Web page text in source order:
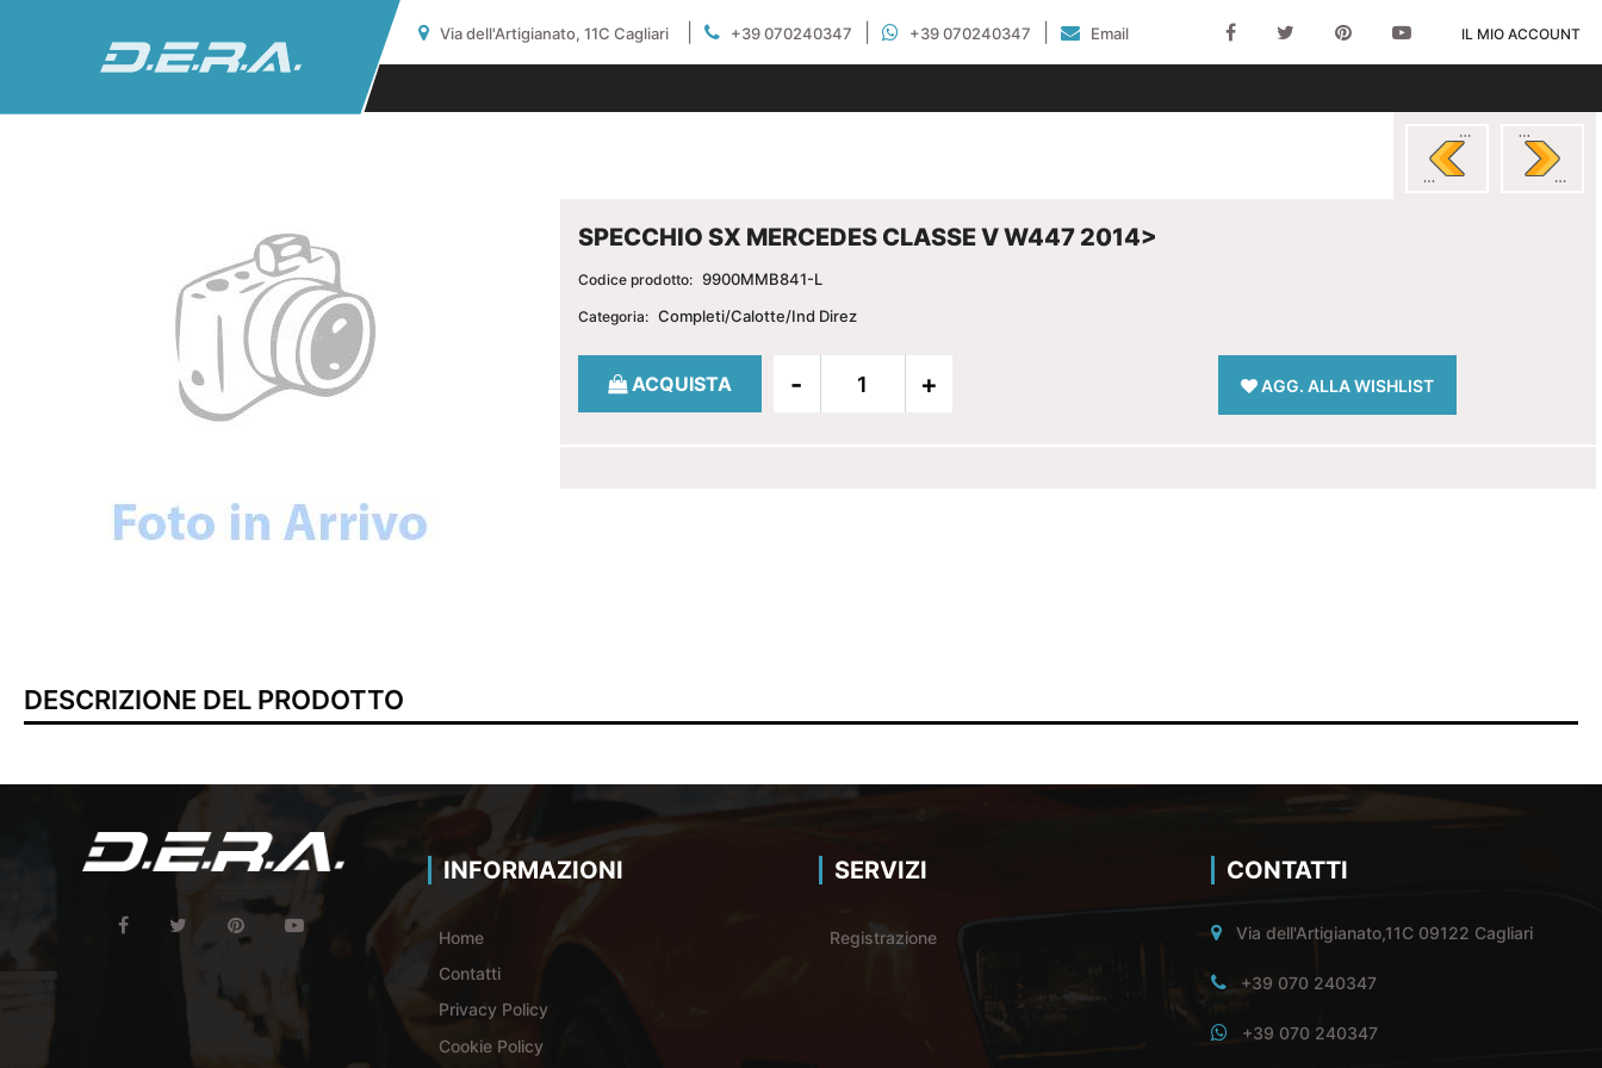
Via dell'Artigianato, 11C Cagliari +39 070240347 +39 070240347 Email IL MIO ACCOUNT
SPECCHIO SX MERCEDES CLASSE V W447 2014>
Codice prodotto: 9900MMB841-L
Categoria: Completi/Calotte/Ind Direz
Quantità
ACQUISTA AGG. ALLA WISHLIST
DESCRIZIONE DEL PRODOTTO
INFORMAZIONI
Home
Contatti
Privacy Policy
Cookie Policy
SERVIZI
Registrazione
CONTATTI
Via dell'Artigianato,11C 09122 Cagliari
+39 070 240347
+39 070 240347